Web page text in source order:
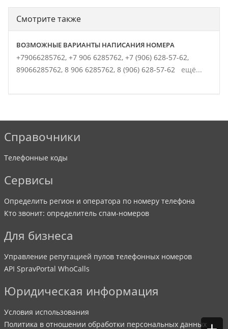
Смотрите также
ВОЗМОЖНЫЕ ВАРИАНТЫ НАПИСАНИЯ НОМЕРА
+79066285762, +7 906 6285762, +7 (906) 628-57-62,
89066285762, 8 906 6285762, 8 (906) 628-57-62 ещё...
Справочники
Телефонные коды
Сервисы
Определить регион и оператора по номеру телефона
Кто звонит: определитель спам-номеров
Для бизнеса
Управление репутацией пулов телефонных номеров
API SpravPortal WhoCalls
Юридическая информация
Условия использования
Политика в отношении обработки персональных данных